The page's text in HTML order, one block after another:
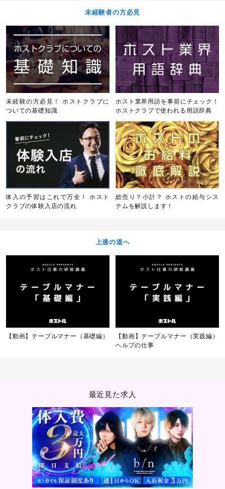
未経験者の方必見
未経験の方必見！ ホストクラブに
ついての基礎知識
ホスト業界用語を事前にチェック！
ホストクラブで使われる用語辞典
体入の予習はこれで万全！ ホスト
クラブの体験入店の流れ
総売り？小計？ ホストの給与シス
テムを解説します！
上達の道へ
【動画】テーブルマナー（基礎編）
【動画】テーブルマナー（実践編）
ヘルプの仕事
最近見た求人